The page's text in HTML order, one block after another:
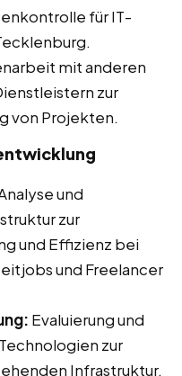
für IT-
mit anderen
zur
von Projekten.
und
zur
und Effizienz bei
und Freelancer
Evaluierung und
zur
Infrastruktur.